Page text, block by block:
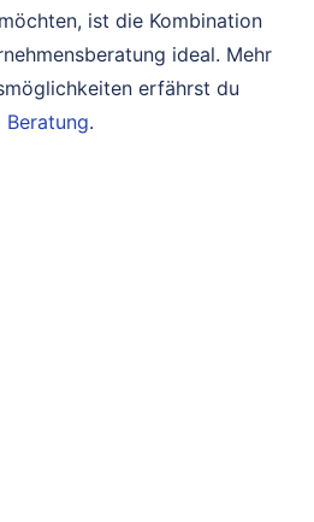
ist die Kombination
ideal. Mehr
erfährst du
Beratung.